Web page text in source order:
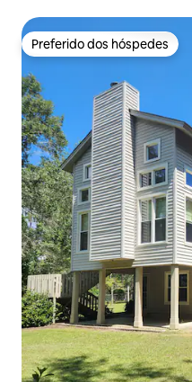
Preferido dos hóspedes
Preferido dos hóspedes